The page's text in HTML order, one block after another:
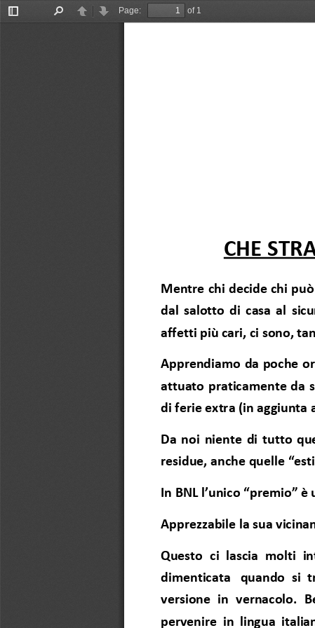
Toggle
PreviousNext
Page:
of 1
CHE
Mentre chi decide chi
dal salotto di casa al
affetti più cari, ci sono,
Apprendiamo da poche
attuato praticamente da
di ferie extra (in aggiunta
Da noi niente di tutto
residue, anche quelle
In BNL l’unico “premio”
Apprezzabile la sua
Questo ci lascia molti
dimenticata
quando si
versione in vernacolo.
pervenire in lingua